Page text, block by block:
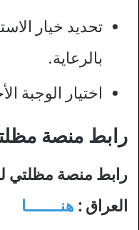
تحديد خيار
بالرعاية.
اختيار الوجبة
رابط منصة
رابط منصة مظلتي
العراق : هنــــــــا